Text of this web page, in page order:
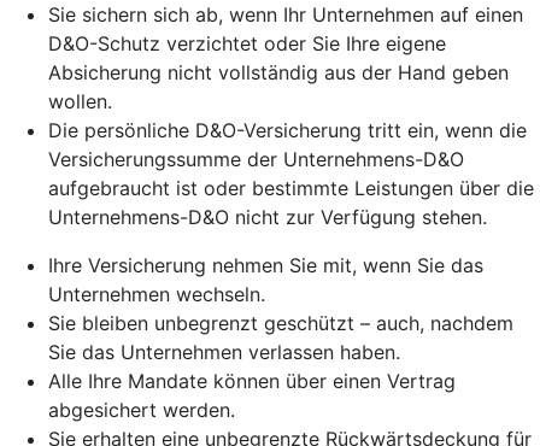
Sie sichern sich ab, wenn Ihr Unternehmen auf einen
D&O-Schutz verzichtet oder Sie Ihre eigene
Absicherung nicht vollständig aus der Hand geben
wollen.
Die persönliche D&O-Versicherung tritt ein, wenn die
Versicherungssumme der Unternehmens-D&O
aufgebraucht ist oder bestimmte Leistungen über die
Unternehmens-D&O nicht zur Verfügung stehen.
Ihre Versicherung nehmen Sie mit, wenn Sie das
Unternehmen wechseln.
Sie bleiben unbegrenzt geschützt – auch, nachdem
Sie das Unternehmen verlassen haben.
Alle Ihre Mandate können über einen Vertrag
abgesichert werden.
Sie erhalten eine unbegrenzte Rückwärtsdeckung für